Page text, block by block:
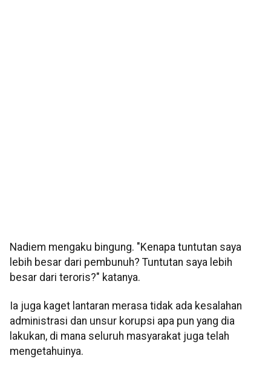
Nadiem mengaku bingung. "Kenapa tuntutan saya
lebih besar dari pembunuh? Tuntutan saya lebih
besar dari teroris?" katanya.
Ia juga kaget lantaran merasa tidak ada kesalahan
administrasi dan unsur korupsi apa pun yang dia
lakukan, di mana seluruh masyarakat juga telah
mengetahuinya.